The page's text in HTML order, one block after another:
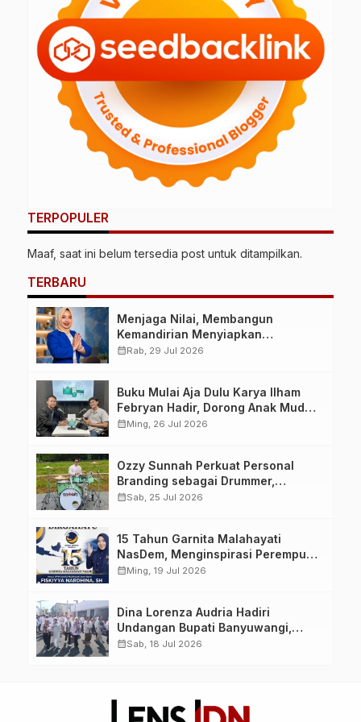
TERPOPULER
Maaf, saat ini belum tersedia post untuk ditampilkan.
TERBARU
Menjaga Nilai, Membangun
Kemandirian Menyiapkan
Kepemimpinan Ekonomi Perempuan
Jamaah
calendar_monthRab, 29 Jul 2026
Buku Mulai Aja Dulu Karya Ilham
Febryan Hadir, Dorong Anak Muda
Berhenti Menunda dan Mulai
calendar_monthMing, 26 Jul 2026
Ozzy Sunnah Perkuat Personal
Branding sebagai Drummer,
Produser, dan Sutradara Melalui
calendar_monthSab, 25 Jul 2026
15 Tahun Garnita Malahayati
NasDem, Menginspirasi Perempuan
Memimpin Perubahan Bangsa
calendar_monthMing, 19 Jul 2026
Dina Lorenza Audria Hadiri
Undangan Bupati Banyuwangi,
Saksikan Banyuwangi Ethno
calendar_monthSab, 18 Jul 2026